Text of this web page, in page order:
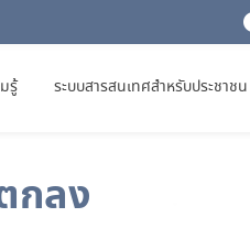
รู้ ระบบสารสนเทศสำหรับประชาชน
กลง